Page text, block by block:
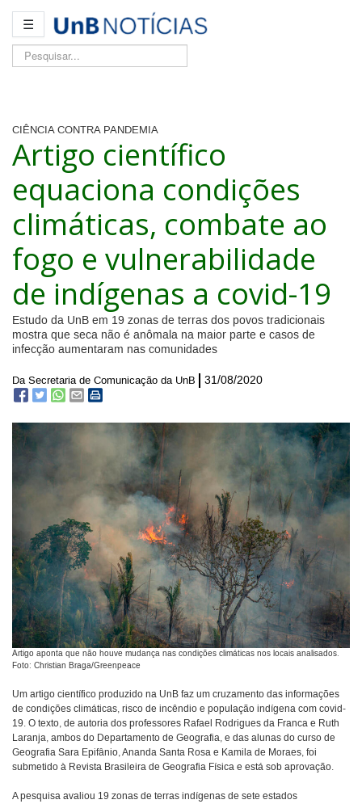
☰
Pesquisar...
CIÊNCIA CONTRA PANDEMIA
Artigo científico
equaciona condições
climáticas, combate ao
fogo e vulnerabilidade
de indígenas a covid-19
Estudo da UnB em 19 zonas de terras dos povos tradicionais
mostra que seca não é anômala na maior parte e casos de
infecção aumentaram nas comunidades
Da Secretaria de Comunicação da UnB 31/08/2020
Artigo aponta que não houve mudança nas condições climáticas nos locais analisados.
Foto: Christian Braga/Greenpeace
Um artigo científico produzido na UnB faz um cruzamento das informações
de condições climáticas, risco de incêndio e população indígena com covid-
19. O texto, de autoria dos professores Rafael Rodrigues da Franca e Ruth
Laranja, ambos do Departamento de Geografia, e das alunas do curso de
Geografia Sara Epifânio, Ananda Santa Rosa e Kamila de Moraes, foi
submetido à Revista Brasileira de Geografia Física e está sob aprovação.
A pesquisa avaliou 19 zonas de terras indígenas de sete estados